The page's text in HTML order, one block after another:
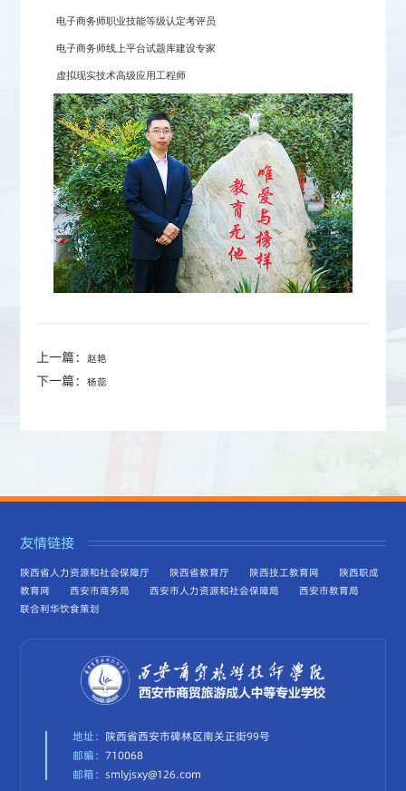
电子商务师职业技能等级认定考评员
电子商务师线上平台试题库建设专家
虚拟现实技术高级应用工程师
上一篇：赵艳
下一篇：杨蕊
友情链接
陕西省人力资源和社会保障厅 陕西省教育厅 陕西技工教育网
陕西职成
教育网
西安市商务局 西安市人力资源和社会保障局
西安市教育局
联合利华饮食策划
地址： 陕西省西安市碑林区南关正街99号
邮编：710068
邮箱：smlyjsxy@126.com